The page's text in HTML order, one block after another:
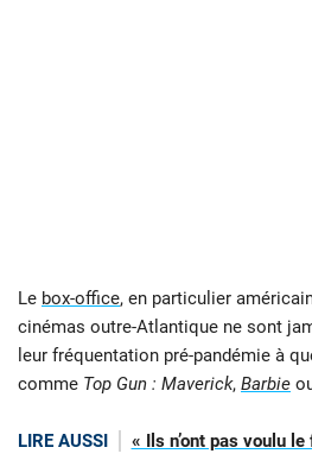
Le box-office, en particulier
cinémas outre-Atlantique ne sont
leur fréquentation pré-pandémie à
comme Top Gun : Maverick, Barbie
LIRE AUSSI
« Ils n’ont pas voulu